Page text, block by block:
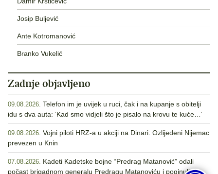
Josip Buljević
Ante Kotromanović
Branko Vukelić
Zadnje objavljeno
09.08.2026. Telefon im je uvijek u ruci, čak i na kupanje s obitelji
idu s dva auta: ‘Kad smo vidjeli što je pisalo na krovu te kuće…‘
09.08.2026. Vojni piloti HRZ-a u akciji na Dinari: Ozlijeđeni Nijemac
prevezen u Knin
07.08.2026. Kadeti Kadetske bojne “Predrag Matanović” odali
počast brigadnom generalu Predragu Matanoviću i poginulim